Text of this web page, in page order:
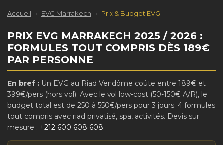
Accueil › EVG Marrakech › Prix & Budget EVG
PRIX EVG MARRAKECH 2025 / 2026 :
FORMULES TOUT COMPRIS DÈS 189€
PAR PERSONNE
En bref : Un EVG au Riad Vendôme coûte entre 189€ et
399€/pers (hors vol). Avec le vol low-cost (50-150€ A/R), le
budget total est de 250 à 550€/pers pour 3 jours. 4 formules
tout compris avec riad privatisé, spa, activités. Devis sur
mesure : +212 600 608 608.